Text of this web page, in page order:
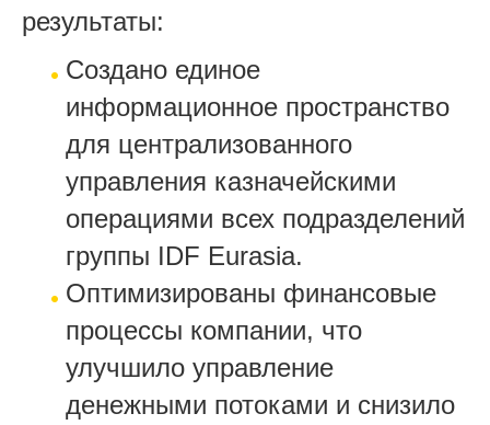
результаты:
Создано единое
информационное пространство
для централизованного
управления казначейскими
операциями всех подразделений
группы IDF Eurasia.
Оптимизированы финансовые
процессы компании, что
улучшило управление
денежными потоками и снизило